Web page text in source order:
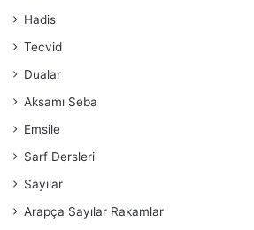
Hadis
Tecvid
Dualar
Aksamı Seba
Emsile
Sarf Dersleri
Sayılar
Arapça Sayılar Rakamlar